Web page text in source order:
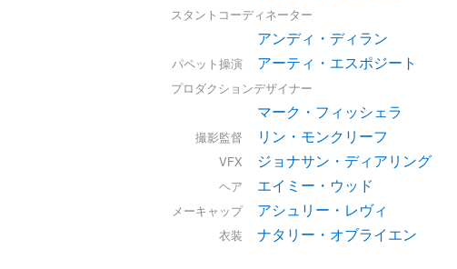
スタントコーディネーター
アンディ・ディラン
パペット操演 アーティ・エスポジート
プロダクションデザイナー
マーク・フィッシェラ
撮影監督 リン・モンクリーフ
VFX ジョナサン・ディアリング
ヘア エイミー・ウッド
メーキャップ アシュリー・レヴィ
衣装 ナタリー・オブライエン